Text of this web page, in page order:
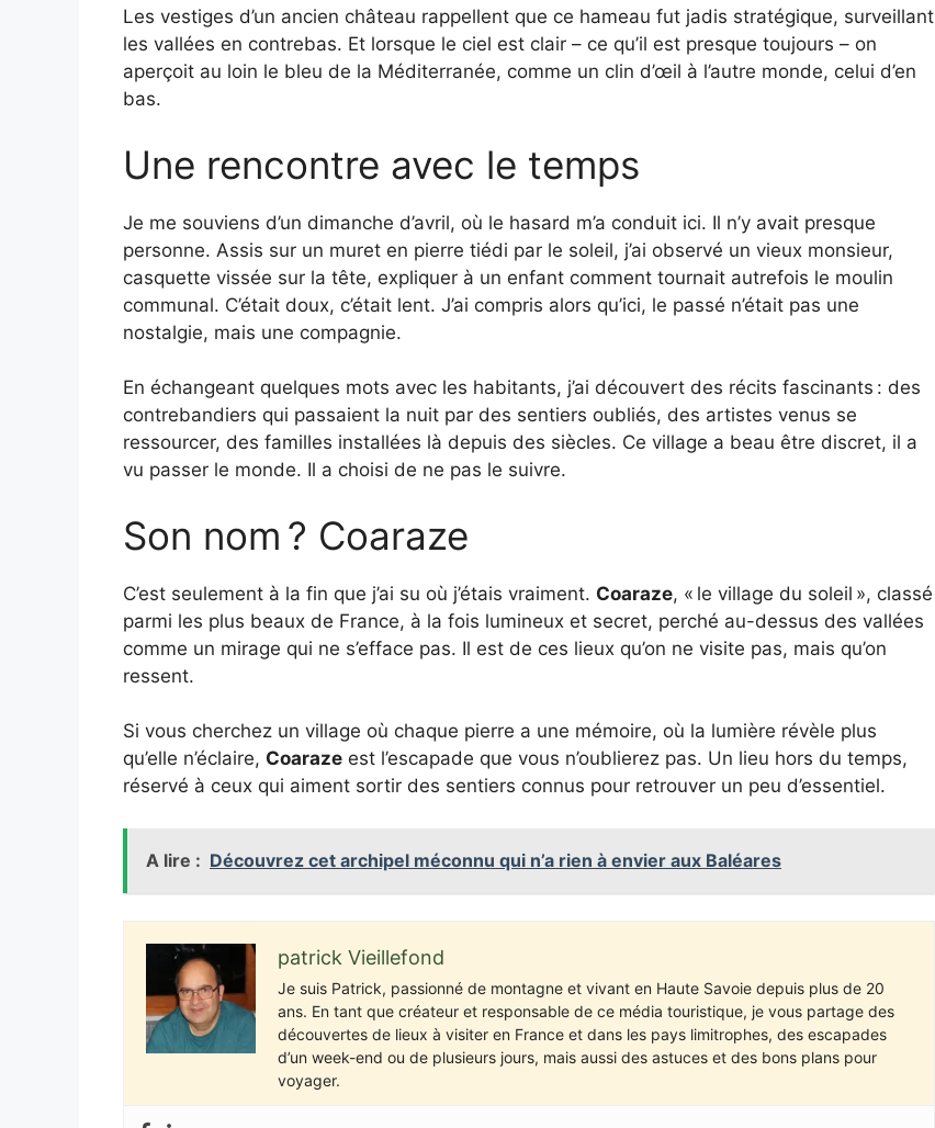
Les vestiges d’un ancien château rappellent que ce hameau fut jadis stratégique, surveillant
les vallées en contrebas. Et lorsque le ciel est clair – ce qu’il est presque toujours – on
aperçoit au loin le bleu de la Méditerranée, comme un clin d’œil à l’autre monde, celui d’en
bas.
Une rencontre avec le temps
Je me souviens d’un dimanche d’avril, où le hasard m’a conduit ici. Il n’y avait presque
personne. Assis sur un muret en pierre tiédi par le soleil, j’ai observé un vieux monsieur,
casquette vissée sur la tête, expliquer à un enfant comment tournait autrefois le moulin
communal. C’était doux, c’était lent. J’ai compris alors qu’ici, le passé n’était pas une
nostalgie, mais une compagnie.
En échangeant quelques mots avec les habitants, j’ai découvert des récits fascinants : des
contrebandiers qui passaient la nuit par des sentiers oubliés, des artistes venus se
ressourcer, des familles installées là depuis des siècles. Ce village a beau être discret, il a
vu passer le monde. Il a choisi de ne pas le suivre.
Son nom ? Coaraze
C’est seulement à la fin que j’ai su où j’étais vraiment. Coaraze, « le village du soleil », classé
parmi les plus beaux de France, à la fois lumineux et secret, perché au-dessus des vallées
comme un mirage qui ne s’efface pas. Il est de ces lieux qu’on ne visite pas, mais qu’on
ressent.
Si vous cherchez un village où chaque pierre a une mémoire, où la lumière révèle plus
qu’elle n’éclaire, Coaraze est l’escapade que vous n’oublierez pas. Un lieu hors du temps,
réservé à ceux qui aiment sortir des sentiers connus pour retrouver un peu d’essentiel.
A lire : Découvrez cet archipel méconnu qui n’a rien à envier aux Baléares
patrick Vieillefond
Je suis Patrick, passionné de montagne et vivant en Haute Savoie depuis plus de 20
ans. En tant que créateur et responsable de ce média touristique, je vous partage des
découvertes de lieux à visiter en France et dans les pays limitrophes, des escapades
d’un week-end ou de plusieurs jours, mais aussi des astuces et des bons plans pour
voyager.